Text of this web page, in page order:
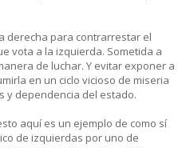
derecha para contrarrestar el
vota a la izquierda. Sometida a
de luchar. Y evitar exponer a
en un ciclo vicioso de miseria
y dependencia del estado.
aquí es un ejemplo de como sí
de izquierdas por uno de